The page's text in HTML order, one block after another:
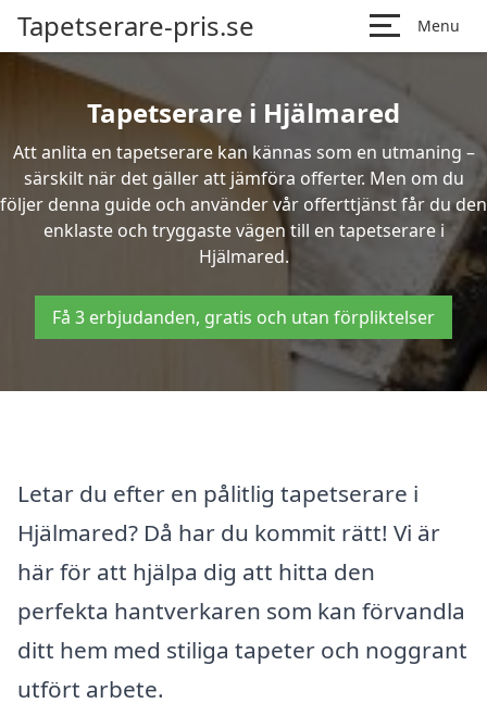
Tapetserare-pris.se Menu
Tapetserare i Hjälmared
Att anlita en tapetserare kan kännas som en utmaning –
särskilt när det gäller att jämföra offerter. Men om du
följer denna guide och använder vår offerttjänst får du den
enklaste och tryggaste vägen till en tapetserare i
Hjälmared.
Få 3 erbjudanden, gratis och utan förpliktelser
Letar du efter en pålitlig tapetserare i
Hjälmared? Då har du kommit rätt! Vi är
här för att hjälpa dig att hitta den
perfekta hantverkaren som kan förvandla
ditt hem med stiliga tapeter och noggrant
utfört arbete.